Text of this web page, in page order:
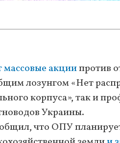
массовые акциипротив
лозунгом «Нет
корпуса», так и
Украины.
что ОПУ